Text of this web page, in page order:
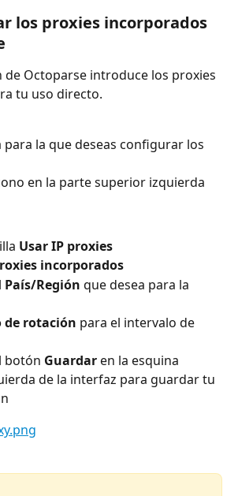
los proxies incorporados
de Octoparse introduce los proxies
tu uso directo.
para la que deseas configurar los
en la parte superior izquierda
Usar IP proxies
incorporados
País/Región que desea para la
de rotación para el intervalo de
botón Guardar en la esquina
de la interfaz para guardar tu